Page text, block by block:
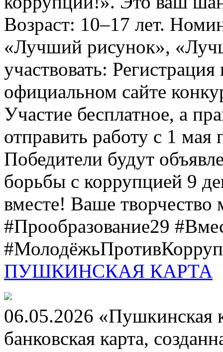
Возраст: 10–17 лет.
«Лучший рисунок»,
участвовать:
официальном сайте
Участие бесплатное, а
отправить работу с 1 мая
Победители будут
борьбы с коррупцией 9
вместе! Ваше творчество
#Прообразование29
ПУШКИНСКАЯ КАРТА
06.05.2026 «Пушкинская
банковская карта,